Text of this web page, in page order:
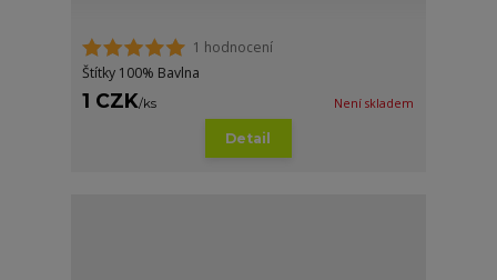
1 hodnocení
Štítky 100% Bavlna
1 CZK/ks Není skladem
Detail